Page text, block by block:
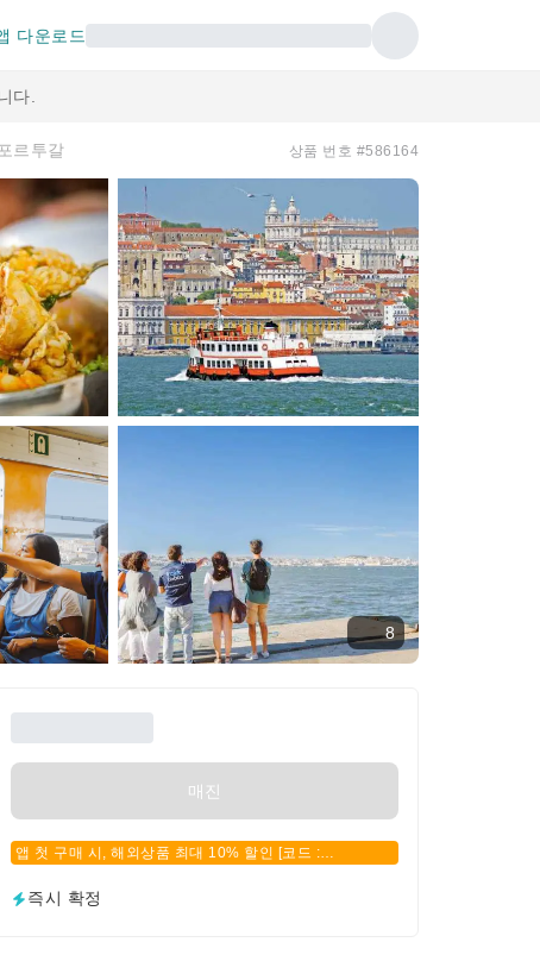
다운로드
다.
르투갈 상품 번호 #586164
8
매진
앱 첫 구매 시, 해외상품 최대 10% 할인 [코드 :
즉시 확정